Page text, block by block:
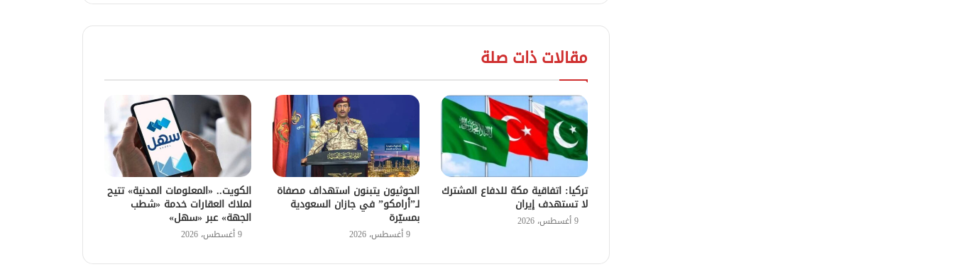
مقالات ذات صلة
تركيا: اتفاقية مكة للدفاع المشترك
لا تستهدف إيران
9 أغسطس، 2026
الحوثيون يتبنون استهداف مصفاة
لـ”أرامكو” في جازان السعودية
بمسيّرة
9 أغسطس، 2026
الكويت.. «المعلومات المدنية» تتيح
لملاك العقارات خدمة «شطب
الجهة» عبر «سهل»
9 أغسطس، 2026